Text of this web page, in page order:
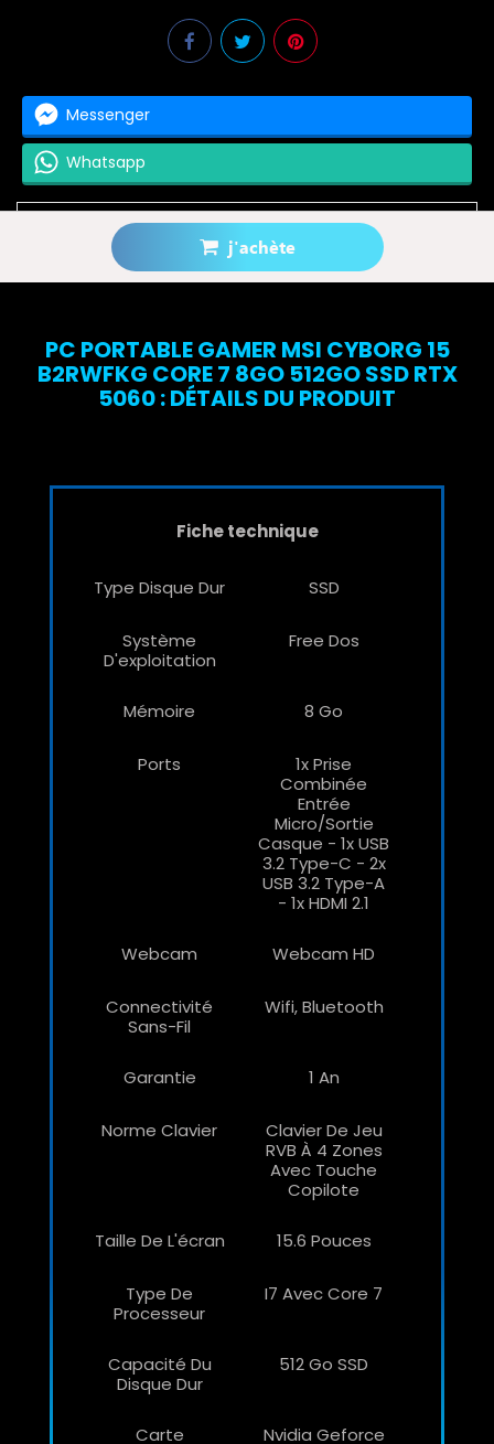
j'achète
Messenger
Whatsapp
Prévenez-moi lorsque le produit est disponible
PC PORTABLE GAMER MSI CYBORG 15
B2RWFKG CORE 7 8GO 512GO SSD RTX
5060 : DÉTAILS DU PRODUIT
Fiche technique
Type Disque Dur SSD
Système
D'exploitation
Free Dos
Mémoire 8 Go
Ports
1x Prise
Combinée
Entrée
Micro/sortie
Casque - 1x USB
3.2 Type-C - 2x
USB 3.2 Type-A
- 1x HDMI 2.1
Webcam Webcam HD
Connectivité
Sans-Fil
Wifi, Bluetooth
Garantie 1 An
Norme Clavier
Clavier De Jeu
RVB À 4 Zones
Avec Touche
Copilote
Taille De L'écran 15.6 Pouces
Type De
Processeur
I7 Avec Core 7
Capacité Du
Disque Dur
512 Go SSD
Carte
Nvidia Geforce